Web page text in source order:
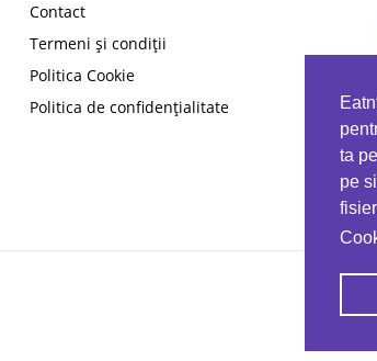
ta
pe
Contact
Termeni și condiții
Politica Cookie
Politica de confidențialitate
PROTO41
reducere la orice comandă
EATNTRACK